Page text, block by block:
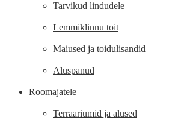
Tarvikud lindudele
Lemmiklinnu toit
Maiused ja toidulisandid
Aluspanud
Roomajatele
Terraariumid ja alused